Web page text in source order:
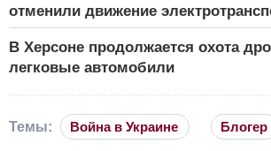
отменили движение
В Херсоне продолжается охота
легковые автомобили
Темы: Война в Украине Блогер